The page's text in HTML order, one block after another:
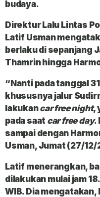
budaya.
Direktur Lalu Lintas
Latif Usman
berlaku di sepanjang
Thamrin hingga
“Nanti pada tanggal
khususnya jalur
lakukancar free night,
pada saat car free day.
sampai dengan
Usman, Jumat (27/
Latif menerangkan,
dilakukan mulai jam
WIB. Dia mengatakan,